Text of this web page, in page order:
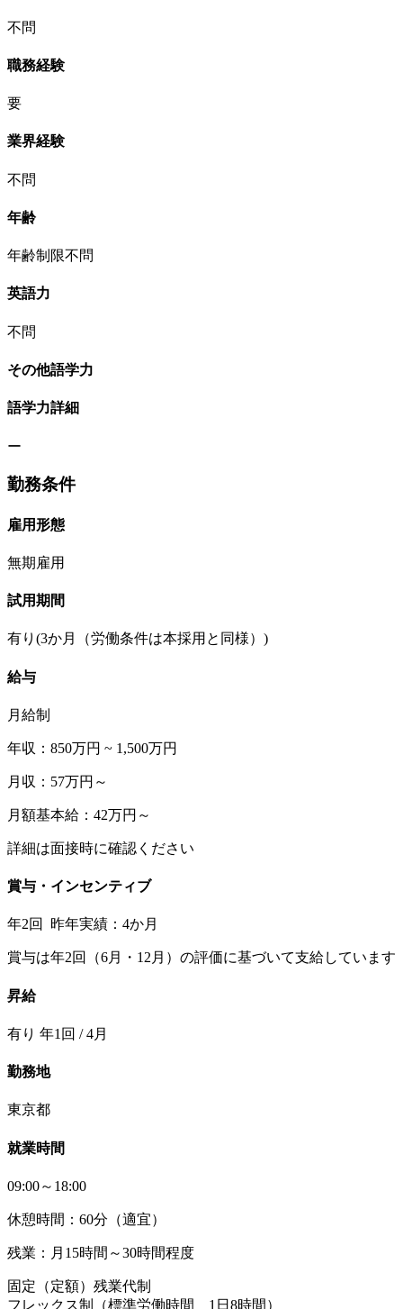
不問
職務経験
要
業界経験
不問
年齢
年齢制限不問
英語力
不問
その他語学力
語学力詳細
ー
勤務条件
雇用形態
無期雇用
試用期間
有り(3か月（労働条件は本採用と同様）)
給与
月給制
年収：850万円 ~ 1,500万円
月収：57万円～
月額基本給：42万円～
詳細は面接時に確認ください
賞与・インセンティブ
年2回 昨年実績：4か月
賞与は年2回（6月・12月）の評価に基づいて支給しています
昇給
有り 年1回 / 4月
勤務地
東京都
就業時間
09:00～18:00
休憩時間：60分（適宜）
残業：月15時間～30時間程度
固定（定額）残業代制
フレックス制（標準労働時間 1日8時間）